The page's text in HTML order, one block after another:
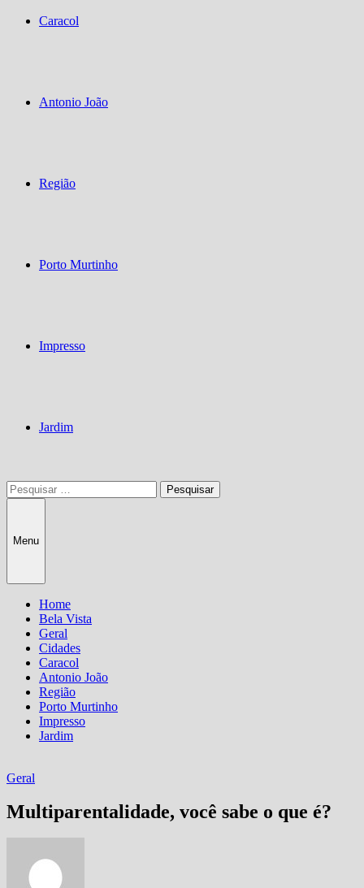
Caracol
Antonio João
Região
Porto Murtinho
Impresso
Jardim
Pesquisar
por:
Menu
Home
Bela Vista
Geral
Cidades
Caracol
Antonio João
Região
Porto Murtinho
Impresso
Jardim
Geral
Multiparentalidade, você sabe o que é?